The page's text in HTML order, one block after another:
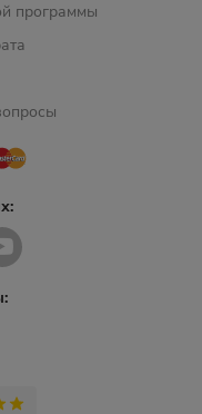
программы